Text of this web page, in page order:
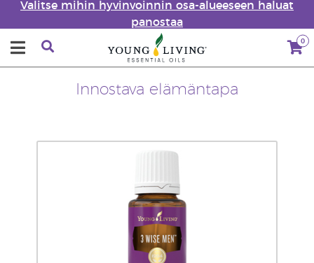
Valitse mihin hyvinvoinnin osa-alueeseen haluat
panostaa
0
Innostava elämäntapa